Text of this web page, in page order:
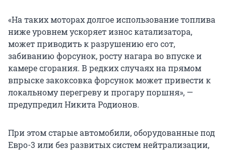
«На таких моторах долгое использование топлива
ниже уровнем ускоряет износ катализатора,
может приводить к разрушению его сот,
забиванию форсунок, росту нагара во впуске и
камере сгорания. В редких случаях на прямом
впрыске закоксовка форсунок может привести к
локальному перегреву и прогару поршня», —
предупредил Никита Родионов.
При этом старые автомобили, оборудованные под
Евро-3 или без развитых систем нейтрализации,